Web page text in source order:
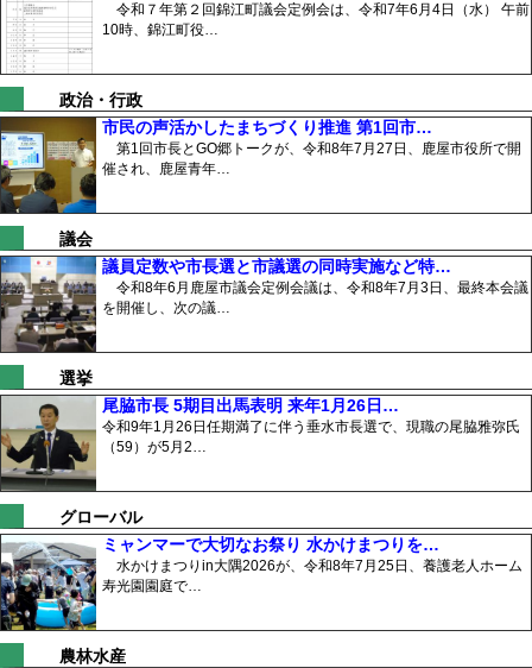
令和７年第２回錦江町議会定例会は、令和7年6月4日（水） 午前
10時、錦江町役…
政治・行政
市民の声活かしたまちづくり推進 第1回市…
第1回市長とGO郷トークが、令和8年7月27日、鹿屋市役所で開
催され、鹿屋青年…
議会
議員定数や市長選と市議選の同時実施など特…
令和8年6月鹿屋市議会定例会議は、令和8年7月3日、最終本会議
を開催し、次の議…
選挙
尾脇市長 5期目出馬表明 来年1月26日…
令和9年1月26日任期満了に伴う垂水市長選で、現職の尾脇雅弥氏
（59）が5月2…
グローバル
ミャンマーで大切なお祭り 水かけまつりを…
水かけまつりin大隅2026が、令和8年7月25日、養護老人ホーム
寿光園園庭で…
農林水産